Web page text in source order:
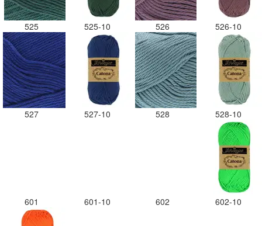
525 525-10 526 526-10
527 527-10 528 528-10
601 601-10 602 602-10